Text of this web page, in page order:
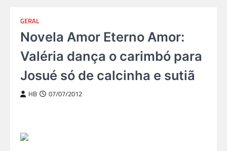
GERAL
Novela Amor Eterno Amor:
Valéria dança o carimbó para
Josué só de calcinha e sutiã
HB 07/07/2012